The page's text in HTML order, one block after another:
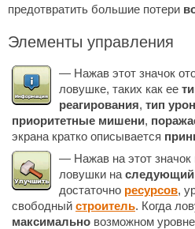
предотвратить большие потери
Элементы управления
— Нажав этот значок
ловушке, таких как ее
реагирования, тип
приоритетные мишени,
экрана кратко описывается
— Нажав на этот значок
ловушки на следующий
достаточно ресурсов,
свободный строитель. Когда
максимально возможном